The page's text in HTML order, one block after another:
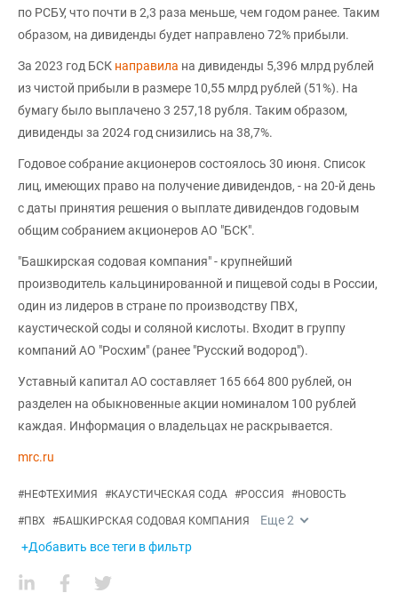
по РСБУ, что почти в 2,3 раза меньше, чем годом ранее. Таким
образом, на дивиденды будет направлено 72% прибыли.
За 2023 год БСК направила на дивиденды 5,396 млрд рублей
из чистой прибыли в размере 10,55 млрд рублей (51%). На
бумагу было выплачено 3 257,18 рубля. Таким образом,
дивиденды за 2024 год снизились на 38,7%.
Годовое собрание акционеров состоялось 30 июня. Список
лиц, имеющих право на получение дивидендов, - на 20-й день
с даты принятия решения о выплате дивидендов годовым
общим собранием акционеров АО "БСК".
"Башкирская содовая компания" - крупнейший
производитель кальцинированной и пищевой соды в России,
один из лидеров в стране по производству ПВХ,
каустической соды и соляной кислоты. Входит в группу
компаний АО "Росхим" (ранее "Русский водород").
Уставный капитал АО составляет 165 664 800 рублей, он
разделен на обыкновенные акции номиналом 100 рублей
каждая. Информация о владельцах не раскрывается.
mrc.ru
#НЕФТЕХИМИЯ #КАУСТИЧЕСКАЯ СОДА #РОССИЯ #НОВОСТЬ
#ПВХ #БАШКИРСКАЯ СОДОВАЯ КОМПАНИЯ Еще2
+Добавить все теги в фильтр